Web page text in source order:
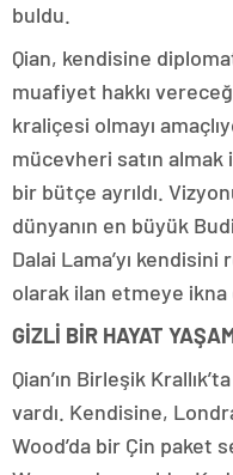
buldu.
Qian, kendisine
muafiyet hakkı
kraliçesi olmayı
mücevheri satın
bir bütçe ayrıldı.
dünyanın en büyük
Dalai Lama’yı
olarak ilan etmeye ikna
GİZLİ BİR HAYAT
Qian’ın Birleşik
vardı. Kendisine,
Wood’da bir Çin paket